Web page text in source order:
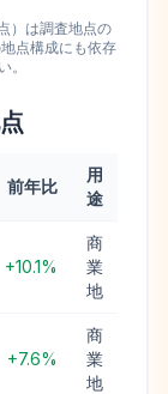
）は調査地点の
点構成にも依存
。
前年比
用
途
+10.1%
商
業
地
+7.6%
商
業
地